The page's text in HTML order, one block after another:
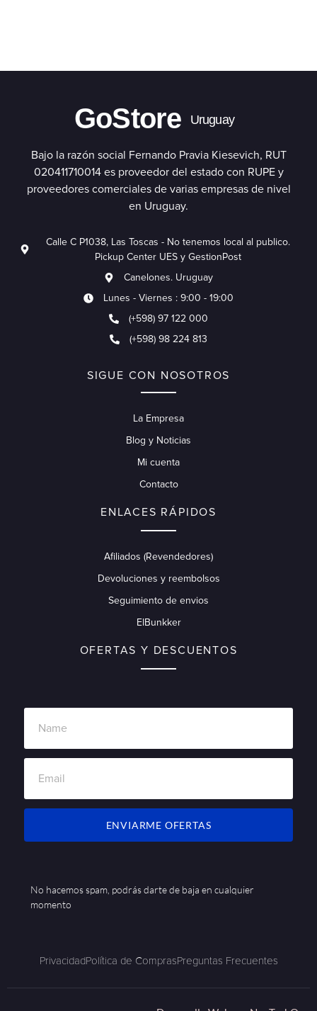
GoStore Uruguay
Bajo la razón social Fernando Pravia Kiesevich, RUT
020411710014 es proveedor del estado con RUPE y
proveedores comerciales de varias empresas de nivel
en Uruguay.
Calle C P1038, Las Toscas - No tenemos local al publico.
Pickup Center UES y GestionPost
Canelones. Uruguay
Lunes - Viernes : 9:00 - 19:00
(+598) 97 122 000
(+598) 98 224 813
SIGUE CON NOSOTROS
La Empresa
Blog y Noticias
Mi cuenta
Contacto
ENLACES RÁPIDOS
Afiliados (Revendedores)
Devoluciones y reembolsos
Seguimiento de envios
ElBunkker
OFERTAS Y DESCUENTOS
ENVIARME OFERTAS
No hacemos spam, podrás darte de baja en cualquier
momento
PrivacidadPolítica de ComprasPreguntas Frecuentes